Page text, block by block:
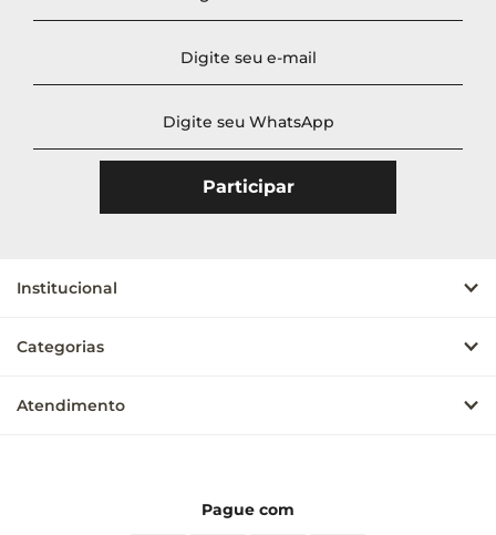
Institucional
Categorias
Atendimento
Pague com